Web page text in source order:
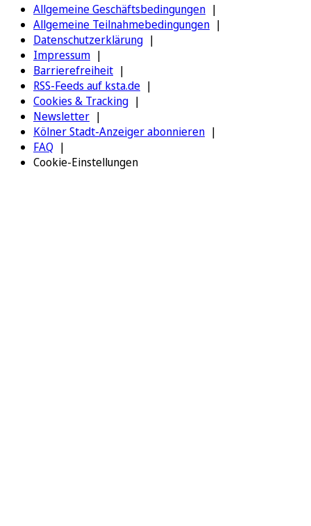
Allgemeine Geschäftsbedingungen
Allgemeine Teilnahmebedingungen
Datenschutzerklärung
Impressum
Barrierefreiheit
RSS-Feeds auf ksta.de
Cookies & Tracking
Newsletter
Kölner Stadt-Anzeiger abonnieren
FAQ
Cookie-Einstellungen